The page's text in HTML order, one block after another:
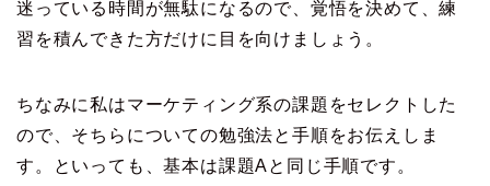
迷っている時間が無駄になるので、覚悟を決めて、練
習を積んできた方だけに目を向けましょう。
ちなみに私はマーケティング系の課題をセレクトした
ので、そちらについての勉強法と手順をお伝えしま
す。といっても、基本は課題Aと同じ手順です。